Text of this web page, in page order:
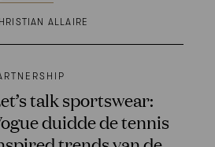
ALLAIRE
talk sportswear:
duidde de tennis